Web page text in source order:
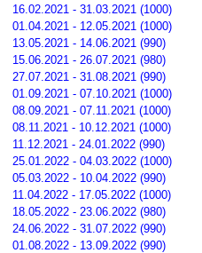
16.02.2021 - 31.03.2021 (1000)
01.04.2021 - 12.05.2021 (1000)
13.05.2021 - 14.06.2021 (990)
15.06.2021 - 26.07.2021 (980)
27.07.2021 - 31.08.2021 (990)
01.09.2021 - 07.10.2021 (1000)
08.09.2021 - 07.11.2021 (1000)
08.11.2021 - 10.12.2021 (1000)
11.12.2021 - 24.01.2022 (990)
25.01.2022 - 04.03.2022 (1000)
05.03.2022 - 10.04.2022 (990)
11.04.2022 - 17.05.2022 (1000)
18.05.2022 - 23.06.2022 (980)
24.06.2022 - 31.07.2022 (990)
01.08.2022 - 13.09.2022 (990)